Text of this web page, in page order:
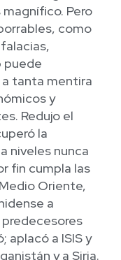
Pero
como
puede
a tanta mentira
y
Redujo el
la
niveles nunca
fin cumpla las
Oriente,
a
aplacó a ISIS y
y a Siria.